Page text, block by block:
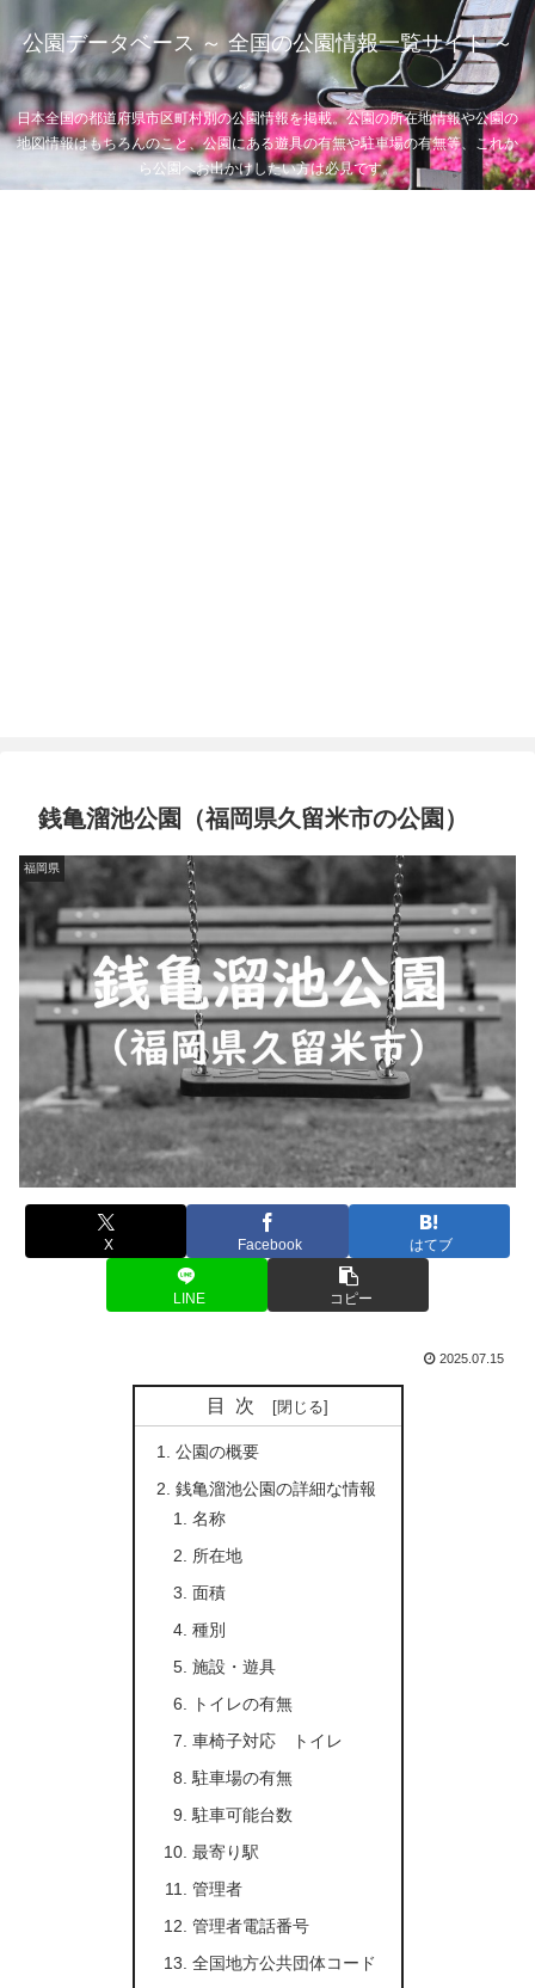
公園データベース ～ 全国の公園情報一覧サイト ～
日本全国の都道府県市区町村別の公園情報を掲載。公園の所在地情報や公園の
地図情報はもちろんのこと、公園にある遊具の有無や駐車場の有無等、これか
ら公園へお出かけしたい方は必見です。
銭亀溜池公園（福岡県久留米市の公園）
福岡県
X Facebook はてブ
LINE コピー
2025.07.15
目次
公園の概要
銭亀溜池公園の詳細な情報
名称
所在地
面積
種別
施設・遊具
トイレの有無
車椅子対応 トイレ
駐車場の有無
駐車可能台数
最寄り駅
管理者
管理者電話番号
全国地方公共団体コード